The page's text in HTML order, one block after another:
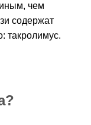
чем
содержат
такролимус.